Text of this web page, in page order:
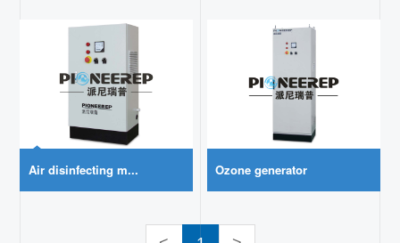
Air disinfecting m... Ozone generator